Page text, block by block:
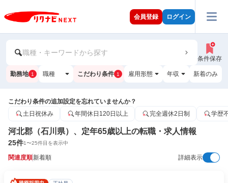
会員登録 ログイン
職種・キーワードから探す
条件保存
勤務地 1 職種 こだわり条件 1 雇用形態 年収 新着のみ
こだわり条件の追加設定を忘れていませんか？
土日祝休み
年間休日120日以上 完全週休2日制 学歴
河北郡（石川県）、定年65歳以上の転職・求人情報
25件1〜25件目を表示中
関連度順新着順 詳細表示